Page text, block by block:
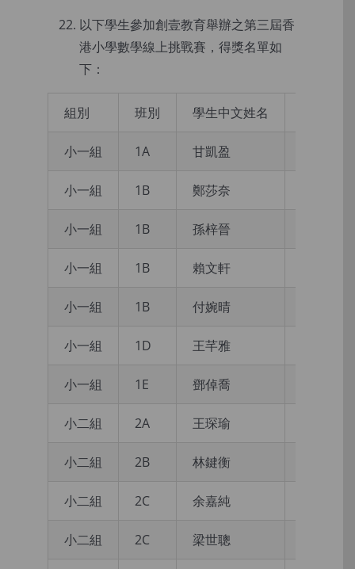
以下學生參加創壹教育舉辦之第三屆香
港小學數學線上挑戰賽，得獎名單如
下：
組別 班別 學生中文姓名
小一組 1A 甘凱盈
小一組 1B 鄭莎奈
小一組 1B 孫梓晉
小一組 1B 賴文軒
小一組 1B 付婉晴
小一組 1D 王芊雅
小一組 1E 鄧倬喬
小二組 2A 王琛瑜
小二組 2B 林鍵衡
小二組 2C 余嘉純
小二組 2C 梁世聰